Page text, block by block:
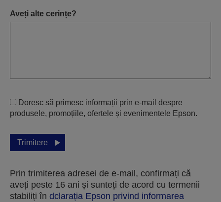
Aveți alte cerințe?
Doresc să primesc informații prin e-mail despre
produsele, promoțiile, ofertele și evenimentele Epson.
Trimitere
Prin trimiterea adresei de e-mail, confirmați că
aveți peste 16 ani și sunteți de acord cu termenii
stabiliți în dclarația Epson privind informarea